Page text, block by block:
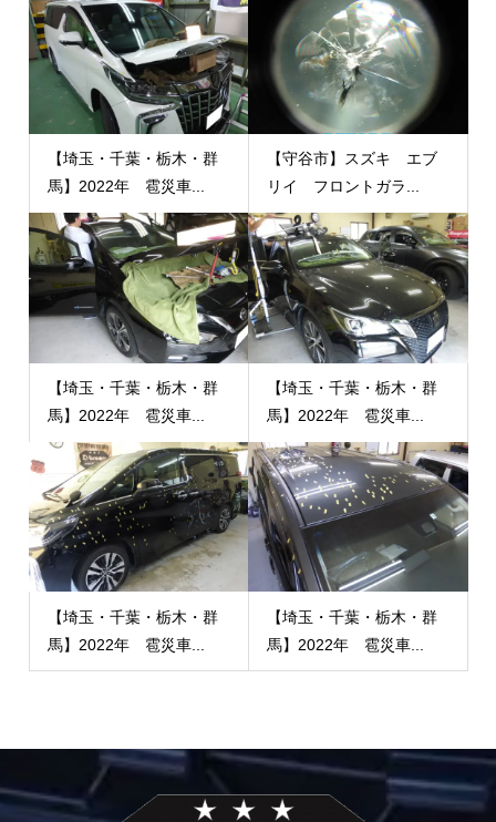
【埼玉・千葉・栃木・群
馬】2022年 雹災車...
【守谷市】スズキ エブ
リイ フロントガラ...
【埼玉・千葉・栃木・群
馬】2022年 雹災車...
【埼玉・千葉・栃木・群
馬】2022年 雹災車...
【埼玉・千葉・栃木・群
馬】2022年 雹災車...
【埼玉・千葉・栃木・群
馬】2022年 雹災車...